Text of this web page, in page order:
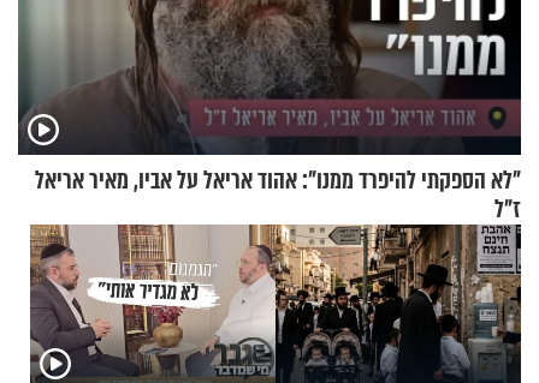
"לא הספקתי להיפרד ממנו": אהוד אריאל על אביו, מאיר אריאל
ז"ל